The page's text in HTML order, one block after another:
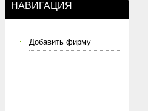
НАВИГАЦИЯ
Добавить фирму